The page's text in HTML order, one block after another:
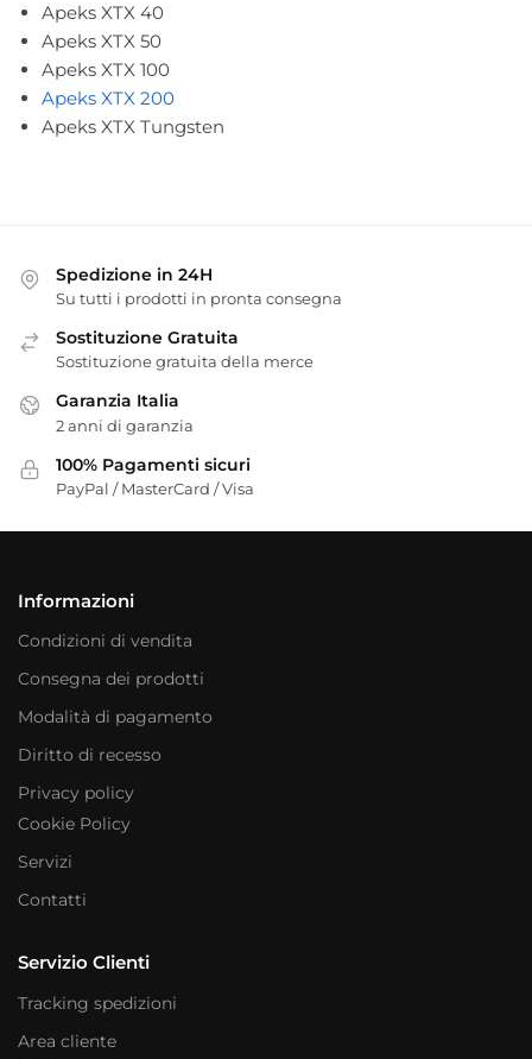
Apeks XTX 40
Apeks XTX 50
Apeks XTX 100
Apeks XTX 200
Apeks XTX Tungsten
Spedizione in 24H
Su tutti i prodotti in pronta consegna
Sostituzione Gratuita
Sostituzione gratuita della merce
Garanzia Italia
2 anni di garanzia
100% Pagamenti sicuri
PayPal / MasterCard / Visa
Informazioni
Condizioni di vendita
Consegna dei prodotti
Modalità di pagamento
Diritto di recesso
Privacy policy
Cookie Policy
Servizi
Contatti
Servizio Clienti
Tracking spedizioni
Area cliente